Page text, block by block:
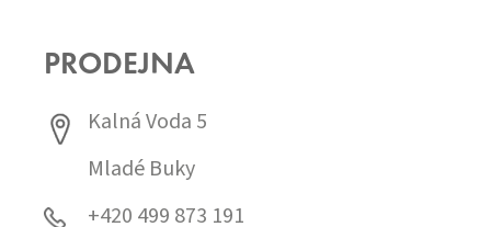
PRODEJNA
Kalná Voda 5
Mladé Buky
+420 499 873 191